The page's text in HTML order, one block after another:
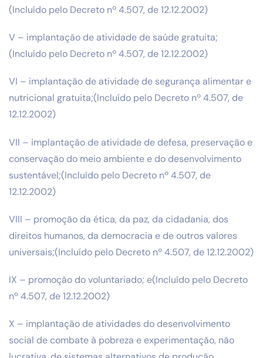
(Incluído pelo Decreto nº 4.507, de 12.12.2002)
V – implantação de atividade de saúde gratuita;
(Incluído pelo Decreto nº 4.507, de 12.12.2002)
VI – implantação de atividade de segurança alimentar e
nutricional gratuita;(Incluído pelo Decreto nº 4.507, de
12.12.2002)
VII – implantação de atividade de defesa, preservação e
conservação do meio ambiente e do desenvolvimento
sustentável;(Incluído pelo Decreto nº 4.507, de
12.12.2002)
VIII – promoção da ética, da paz, da cidadania, dos
direitos humanos, da democracia e de outros valores
universais;(Incluído pelo Decreto nº 4.507, de 12.12.2002)
IX – promoção do voluntariado; e(Incluído pelo Decreto
nº 4.507, de 12.12.2002)
X – implantação de atividades do desenvolvimento
social de combate à pobreza e experimentação, não